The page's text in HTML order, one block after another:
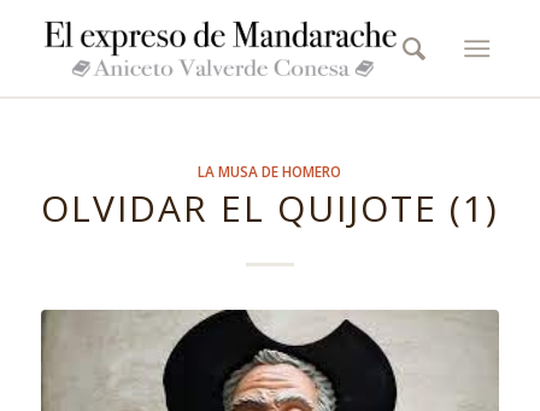
LA MUSA DE HOMERO
OLVIDAR EL QUIJOTE (1)